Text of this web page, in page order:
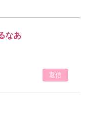
なあ
返信